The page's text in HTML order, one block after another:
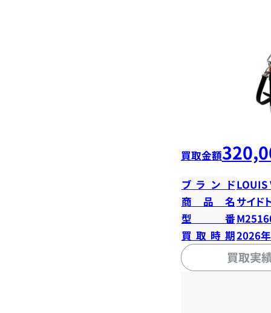
買取金額
ブランドLOUIS
商品名 サイド
型番
買取時期2026
買取実